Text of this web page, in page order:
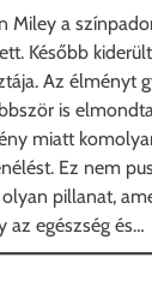
Miley a
Később
Az élményt
is
miatt
Ez nem
pillanat,
az egészség és…